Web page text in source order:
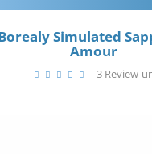
Simulated
Amour
3 Review-